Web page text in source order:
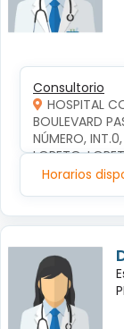
Consultorio
HOSPITAL
BOULEVARD
NÚMERO,
LORETO,
Horarios